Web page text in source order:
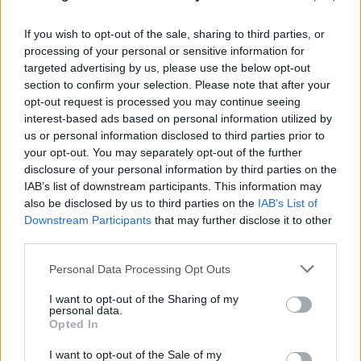
If you wish to opt-out of the sale, sharing to third parties, or
processing of your personal or sensitive information for
targeted advertising by us, please use the below opt-out
section to confirm your selection. Please note that after your
opt-out request is processed you may continue seeing
interest-based ads based on personal information utilized by
us or personal information disclosed to third parties prior to
your opt-out. You may separately opt-out of the further
disclosure of your personal information by third parties on the
IAB’s list of downstream participants. This information may
also be disclosed by us to third parties on the IAB’s List of
Downstream Participants that may further disclose it to other
Please note that this website/app uses one or more Google
not limited to your visit or usage behaviour. You may click to
grant or deny consent to Google and its third-party tags to
use your data for below specified purposes in below Google
consent section.
Personal Data Processing Opt Outs
I want to opt-out of the Sharing of my
personal data.
Opted In
I want to opt-out of the Sale of my
κράτηση, όπως ανακοίνωσε το γραφείο του
κυβερνήτη της Κωνσταντινούπολης.
Σήμερα, γύρω από το προξενείο υπήρχε έντονη
παρουσία των δυνάμεων ασφαλείας, με
εκατοντάδες αστυνομικούς και περίπου 10
οχήματα με εκτοξευτήρες νερού να έχουν
αναπτυχθεί πίσω από μεταλλικές μπαριέρες. Η
αστυνομία ήλεγχε τα στοιχεία όσων ήθελαν να
περάσουν από το σημείο εκείνο.
νοσοκομείο της Γάζας θα μπορούσε να έχει
δυσμενείς συνέπειες στις σχέσεις μεταξύ του
Ισραήλ και της Τουρκίας.